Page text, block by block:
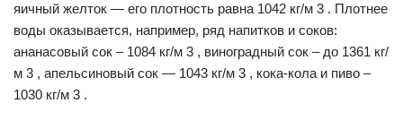
яичный желток — его плотность равна 1042 кг/м 3 . Плотнее
воды оказывается, например, ряд напитков и соков:
ананасовый сок – 1084 кг/м 3 , виноградный сок – до 1361 кг/
м 3 , апельсиновый сок — 1043 кг/м 3 , кока-кола и пиво –
1030 кг/м 3 .